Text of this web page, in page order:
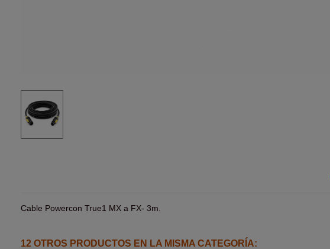
Cable Powercon True1 MX a FX- 3m.
12 OTROS PRODUCTOS EN LA MISMA CATEGORÍA: